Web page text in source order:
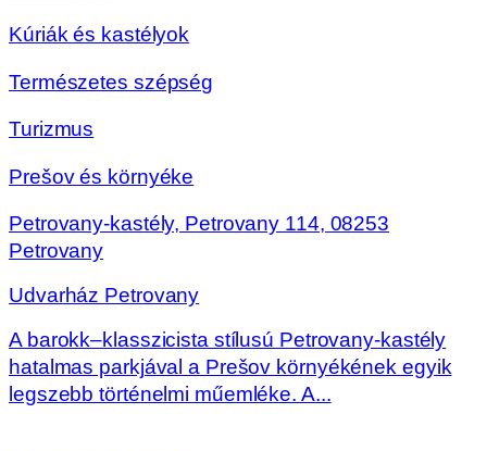
Kúriák és kastélyok
Természetes szépség
Turizmus
Prešov és környéke
Petrovany-kastély, Petrovany 114, 08253
Petrovany
Udvarház Petrovany
A barokk–klasszicista stílusú Petrovany-kastély
hatalmas parkjával a Prešov környékének egyik
legszebb történelmi műemléke. A...